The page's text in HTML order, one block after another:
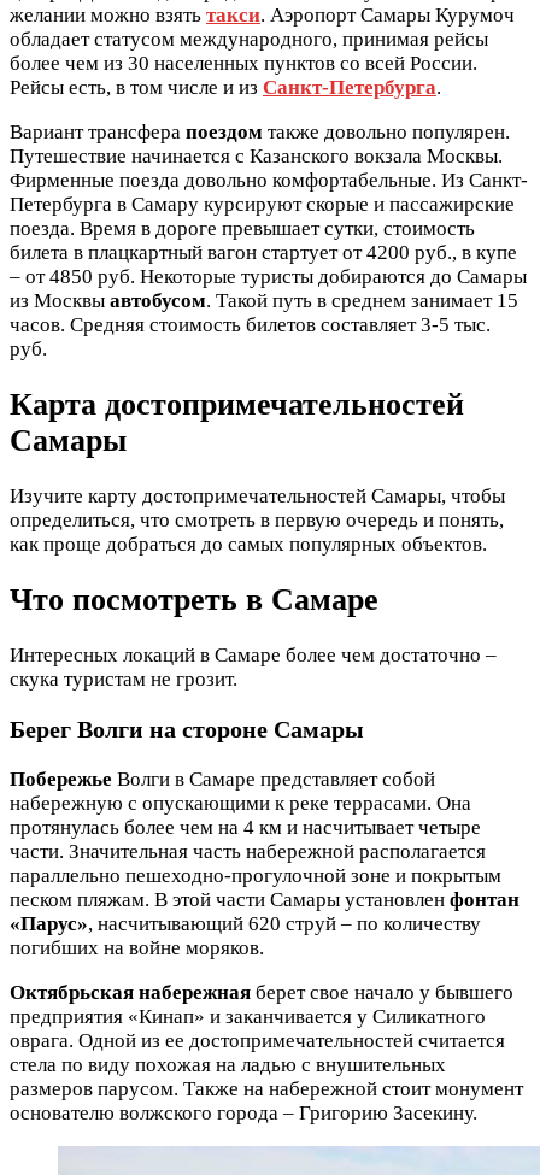
желании можно взять такси. Аэропорт Самары Курумоч
обладает статусом международного, принимая рейсы
более чем из 30 населенных пунктов со всей России.
Рейсы есть, в том числе и из Санкт-Петербурга.
Вариант трансфера поездом также довольно популярен.
Путешествие начинается с Казанского вокзала Москвы.
Фирменные поезда довольно комфортабельные. Из Санкт-
Петербурга в Самару курсируют скорые и пассажирские
поезда. Время в дороге превышает сутки, стоимость
билета в плацкартный вагон стартует от 4200 руб., в купе
– от 4850 руб. Некоторые туристы добираются до Самары
из Москвы автобусом. Такой путь в среднем занимает 15
часов. Средняя стоимость билетов составляет 3-5 тыс.
руб.
Карта достопримечательностей
Самары
Изучите карту достопримечательностей Самары, чтобы
определиться, что смотреть в первую очередь и понять,
как проще добраться до самых популярных объектов.
Что посмотреть в Самаре
Интересных локаций в Самаре более чем достаточно –
скука туристам не грозит.
Берег Волги на стороне Самары
Побережье Волги в Самаре представляет собой
набережную с опускающими к реке террасами. Она
протянулась более чем на 4 км и насчитывает четыре
части. Значительная часть набережной располагается
параллельно пешеходно-прогулочной зоне и покрытым
песком пляжам. В этой части Самары установлен фонтан
«Парус», насчитывающий 620 струй – по количеству
погибших на войне моряков.
Октябрьская набережная берет свое начало у бывшего
предприятия «Кинап» и заканчивается у Силикатного
оврага. Одной из ее достопримечательностей считается
стела по виду похожая на ладью с внушительных
размеров парусом. Также на набережной стоит монумент
основателю волжского города – Григорию Засекину.